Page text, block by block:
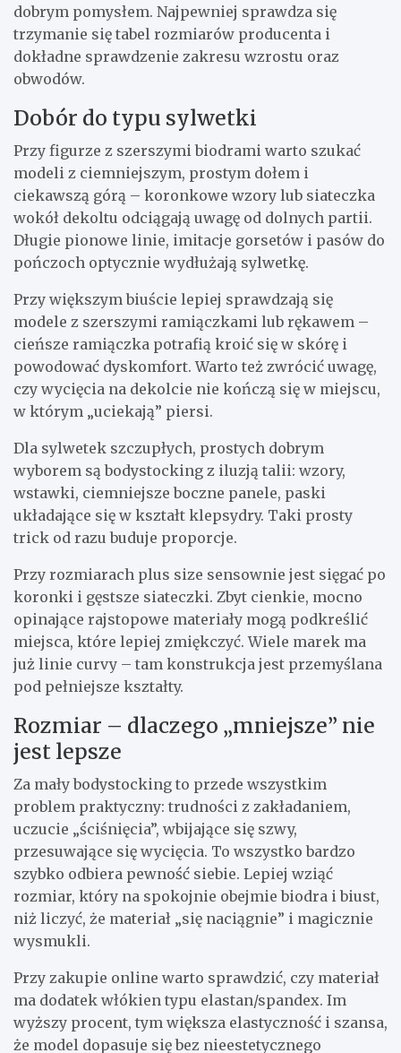
dobrym pomysłem. Najpewniej sprawdza się
trzymanie się tabel rozmiarów producenta i
dokładne sprawdzenie zakresu wzrostu oraz
obwodów.
Dobór do typu sylwetki
Przy figurze z szerszymi biodrami warto szukać
modeli z ciemniejszym, prostym dołem i
ciekawszą górą – koronkowe wzory lub siateczka
wokół dekoltu odciągają uwagę od dolnych partii.
Długie pionowe linie, imitacje gorsetów i pasów do
pończoch optycznie wydłużają sylwetkę.
Przy większym biuście lepiej sprawdzają się
modele z szerszymi ramiączkami lub rękawem –
cieńsze ramiączka potrafią kroić się w skórę i
powodować dyskomfort. Warto też zwrócić uwagę,
czy wycięcia na dekolcie nie kończą się w miejscu,
w którym „uciekają” piersi.
Dla sylwetek szczupłych, prostych dobrym
wyborem są bodystocking z iluzją talii: wzory,
wstawki, ciemniejsze boczne panele, paski
układające się w kształt klepsydry. Taki prosty
trick od razu buduje proporcje.
Przy rozmiarach plus size sensownie jest sięgać po
koronki i gęstsze siateczki. Zbyt cienkie, mocno
opinające rajstopowe materiały mogą podkreślić
miejsca, które lepiej zmiękczyć. Wiele marek ma
już linie curvy – tam konstrukcja jest przemyślana
pod pełniejsze kształty.
Rozmiar – dlaczego „mniejsze” nie
jest lepsze
Za mały bodystocking to przede wszystkim
problem praktyczny: trudności z zakładaniem,
uczucie „ściśnięcia”, wbijające się szwy,
przesuwające się wycięcia. To wszystko bardzo
szybko odbiera pewność siebie. Lepiej wziąć
rozmiar, który na spokojnie obejmie biodra i biust,
niż liczyć, że materiał „się naciągnie” i magicznie
wysmukli.
Przy zakupie online warto sprawdzić, czy materiał
ma dodatek włókien typu elastan/spandex. Im
wyższy procent, tym większa elastyczność i szansa,
że model dopasuje się bez nieestetycznego